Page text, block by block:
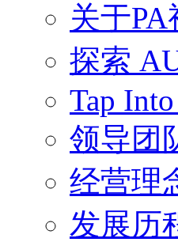
关于PA
探索
Tap
领导团
经营理
发展历